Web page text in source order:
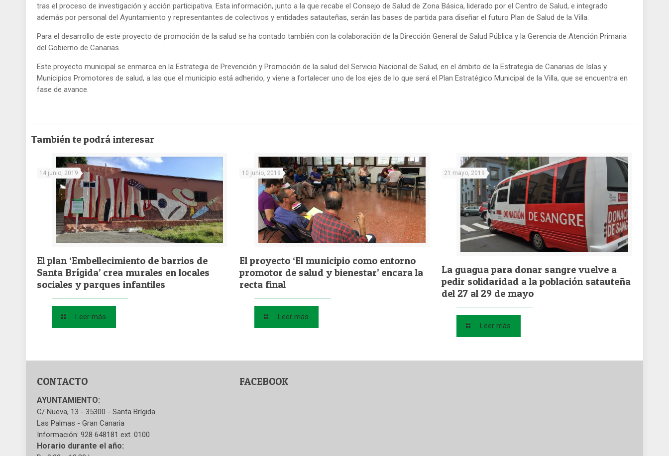
tras el proceso de investigación y acción participativa. Esta información, junto a la que recabe el Consejo de Salud de Zona Básica, liderado por el Centro de Salud, e integrado
además por personal del Ayuntamiento y representantes de colectivos y entidades satauteñas, serán las bases de partida para diseñar el futuro Plan de Salud de la Villa.
Para el desarrollo de este proyecto de promoción de la salud se ha contado también con la colaboración de la Dirección General de Salud Pública y la Gerencia de Atención Primaria
del Gobierno de Canarias.
Este proyecto municipal se enmarca en la Estrategia de Prevención y Promoción de la salud del Servicio Nacional de Salud, en el ámbito de la Estrategia de Canarias de Islas y
Municipios Promotores de salud, a las que el municipio está adherido, y viene a fortalecer uno de los ejes de lo que será el Plan Estratégico Municipal de la Villa, que se encuentra en
fase de avance.
También te podrá interesar
14 junio, 2019
El plan ‘Embellecimiento de barrios de
Santa Brígida’ crea murales en locales
sociales y parques infantiles
Leer más
10 junio, 2019
El proyecto ‘El municipio como entorno
promotor de salud y bienestar’ encara la
recta final
Leer más
21 mayo, 2019
La guagua para donar sangre vuelve a
pedir solidaridad a la población satauteña
del 27 al 29 de mayo
Leer más
CONTACTO
AYUNTAMIENTO:
C/ Nueva, 13 - 35300 - Santa Brígida
Las Palmas - Gran Canaria
Información: 928 648181 ext. 0100
Horario durante el año:
FACEBOOK